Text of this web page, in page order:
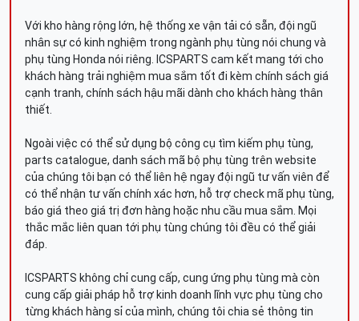
Với kho hàng rộng lớn, hệ thống xe vận tải có sẵn, đội ngũ
nhân sự có kinh nghiệm trong ngành phụ tùng nói chung và
phụ tùng Honda nói riêng. ICSPARTS cam kết mang tới cho
khách hàng trải nghiệm mua sắm tốt đi kèm chính sách giá
cạnh tranh, chính sách hậu mãi dành cho khách hàng thân
thiết.
Ngoài việc có thể sử dụng bộ công cụ tìm kiếm phụ tùng,
parts catalogue, danh sách mã bộ phụ tùng trên website
của chúng tôi bạn có thể liên hệ ngay đội ngũ tư vấn viên để
có thể nhận tư vấn chính xác hơn, hỗ trợ check mã phụ tùng,
báo giá theo giá trị đơn hàng hoặc nhu cầu mua sắm. Mọi
thắc mắc liên quan tới phụ tùng chúng tôi đều có thể giải
đáp.
ICSPARTS không chỉ cung cấp, cung ứng phụ tùng mà còn
cung cấp giải pháp hỗ trợ kinh doanh lĩnh vực phụ tùng cho
từng khách hàng sỉ của mình, chúng tôi chia sẻ thông tin